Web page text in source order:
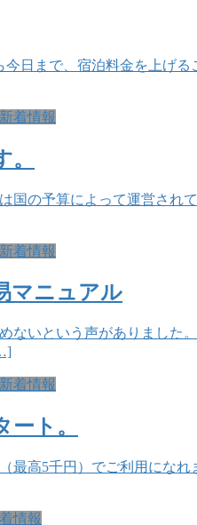
日まで、宿泊料金を上げ
新着情報
の予算によって運営さ
新着情報
マニュアル
ないという声がありまし
新着情報
ト。
最高5千円）でご利用に
情報